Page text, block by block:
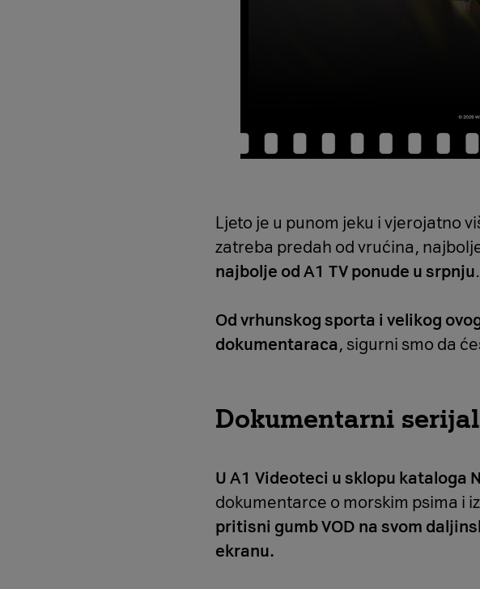
Ljeto je u punom jeku i vjerojatno
zatreba predah od vrućina,
najbolje od A1 TV ponude u srpnju.
Od vrhunskog sporta i velikog
dokumentaraca, sigurni smo da
Dokumentarni
U A1 Videoteci u sklopu kataloga
dokumentarce o morskim psima i
pritisni gumb VOD na svom
ekranu.